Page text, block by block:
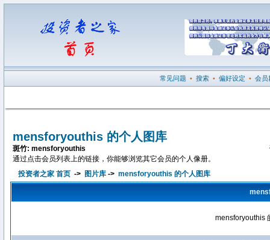
常见问题 • 搜索 • 偏好设定 • 会员
mensforyouthis 的个人图库
斑竹: mensforyouthis
通过点击会员列表上的链接，你能够浏览其它会员的个人像册。
投资者之家 首页 -> 图片库 -> mensforyouthis 的个人图库
mensforyouthis